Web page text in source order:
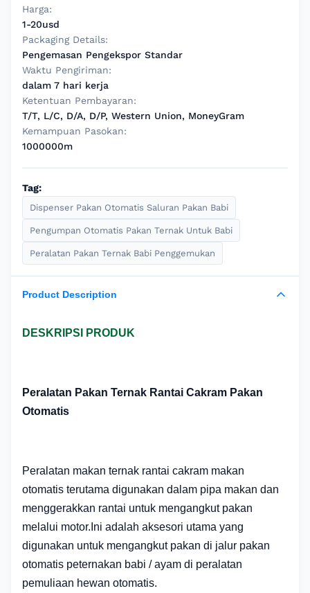
Harga:
1-20usd
Packaging Details:
Pengemasan Pengekspor Standar
Waktu Pengiriman:
dalam 7 hari kerja
Ketentuan Pembayaran:
T/T, L/C, D/A, D/P, Western Union, MoneyGram
Kemampuan Pasokan:
1000000m
Tag:
Dispenser Pakan Otomatis Saluran Pakan Babi
Pengumpan Otomatis Pakan Ternak Untuk Babi
Peralatan Pakan Ternak Babi Penggemukan
Product Description
DESKRIPSI PRODUK
Peralatan Pakan Ternak Rantai Cakram Pakan
Otomatis
Peralatan makan ternak rantai cakram makan
otomatis terutama digunakan dalam pipa makan dan
menggerakkan rantai untuk mengangkut pakan
melalui motor.Ini adalah aksesori utama yang
digunakan untuk mengangkut pakan di jalur pakan
otomatis peternakan babi / ayam di peralatan
pemuliaan hewan otomatis.